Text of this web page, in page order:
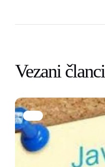
Vezani članci